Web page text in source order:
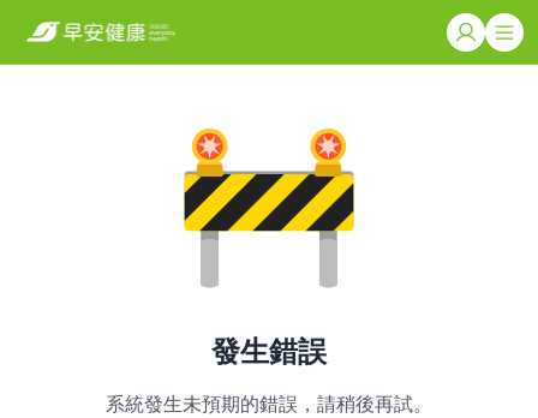
發生錯誤
系統發生未預期的錯誤，請稍後再試。